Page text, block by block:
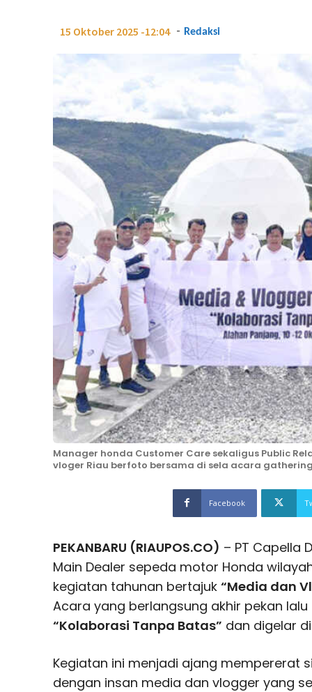
15 Oktober 2025 -12:04 - Redaksi
Manager honda Customer Care sekaligus Public
vloger Riau berfoto bersama di sela acara
Facebook
PEKANBARU (RIAUPOS.CO) – PT Capella
Main Dealer sepeda motor Honda
kegiatan tahunan bertajuk “Media dan
Acara yang berlangsung akhir pekan
“Kolaborasi Tanpa Batas” dan digelar
Kegiatan ini menjadi ajang mempererat
dengan insan media dan vlogger yang